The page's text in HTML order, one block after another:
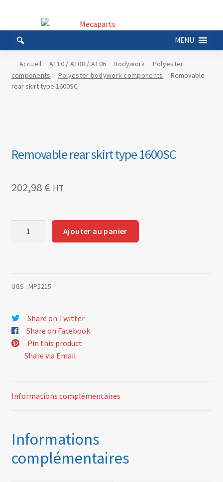
la
navigation
au
contenu
MENU
Accueil A110 / A108 / A106 Bodywork
Polyester
components
Polyester bodywork components
Removable
rear skirt type 1600SC
Removable rear skirt type 1600SC
202,98 € HT
type
Ajouter au panier
UGS : MP5215
Share on Twitter
Share on Facebook
Pin this product
Share via Email
Informations complémentaires
Informations
complémentaires